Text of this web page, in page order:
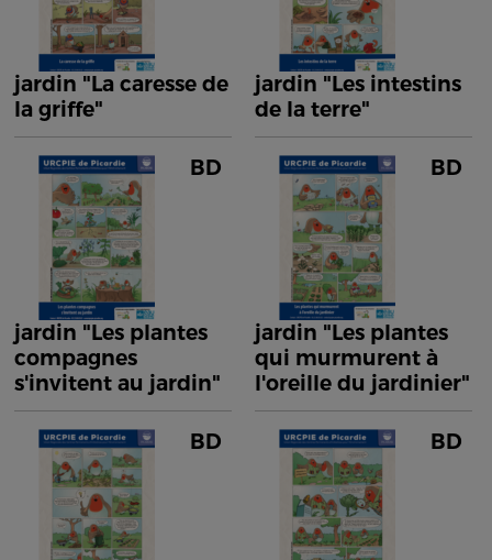
jardin "La caresse de
la griffe"
jardin "Les intestins
de la terre"
BD
jardin "Les plantes
compagnes
s'invitent au jardin"
BD
jardin "Les plantes
qui murmurent à
l'oreille du jardinier"
BD BD